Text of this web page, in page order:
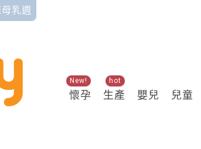
乳週
懷孕
New!
生產
hot
嬰兒 兒童